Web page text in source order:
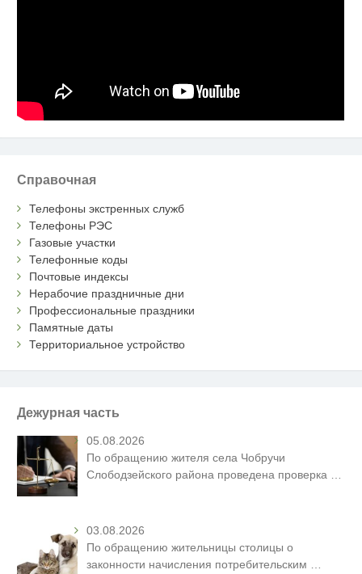
Справочная
Телефоны экстренных служб
Телефоны РЭС
Газовые участки
Телефонные коды
Почтовые индексы
Нерабочие праздничные дни
Профессиональные праздники
Памятные даты
Территориальное устройство
Дежурная часть
05.08.2026
По обращению жителя села Чобручи
Слободзейского района проведена проверка
03.08.2026
По обращению жительницы столицы о
законности начисления потребительским …